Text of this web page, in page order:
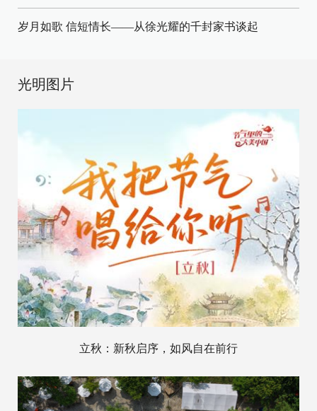
岁月如歌 信短情长——从徐光耀的千封家书谈起
光明图片
立秋：新秋启序，如风自在前行